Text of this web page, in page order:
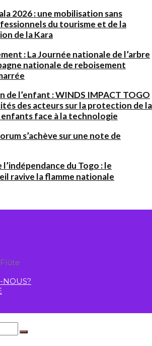
2026 : une mobilisation sans
du tourisme et de la
de la Kara
: La Journée nationale de l’arbre
nationale de reboisement
l’enfant : WINDS IMPACT TOGO
des acteurs sur la protection de la
face à la technologie
s’achève sur une note de
l’indépendance du Togo : le
ravive la flamme nationale
NOUS?